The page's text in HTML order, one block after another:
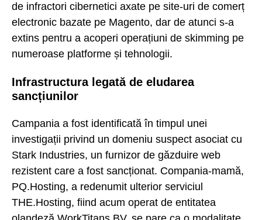
de infractori cibernetici axate pe site-uri de comerț
electronic bazate pe Magento, dar de atunci s-a
extins pentru a acoperi operațiuni de skimming pe
numeroase platforme și tehnologii.
Infrastructura legată de eludarea
sancțiunilor
Campania a fost identificată în timpul unei
investigații privind un domeniu suspect asociat cu
Stark Industries, un furnizor de găzduire web
rezistent care a fost sancționat. Compania-mamă,
PQ.Hosting, a redenumit ulterior serviciul
THE.Hosting, fiind acum operat de entitatea